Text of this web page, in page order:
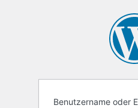
Benutzername oder